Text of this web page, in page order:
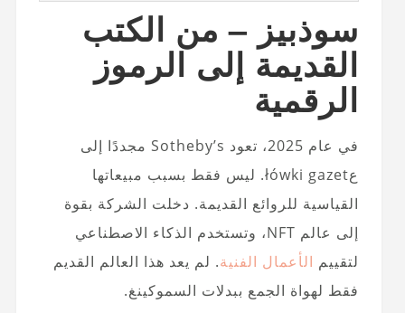
سوذبيز – من الكتب
القديمة إلى الرموز
الرقمية
في عام 2025، تعود Sotheby’s مجددًا إلى
عłówki gazet. ليس فقط بسبب مبيعاتها
القياسية للروائع القديمة. دخلت الشركة بقوة
إلى عالم NFT، وتستخدم الذكاء الاصطناعي
لتقييم الأعمال الفنية. لم يعد هذا العالم القديم
فقط لهواة الجمع ببدلات السموكينغ.